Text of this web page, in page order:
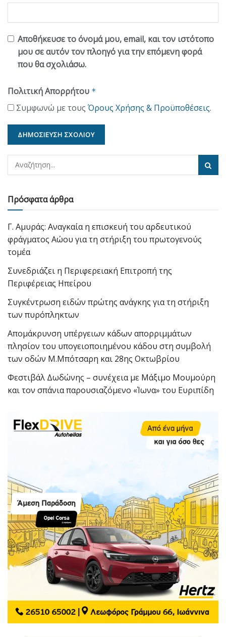
Αποθήκευσε το όνομά μου, email, και τον ιστότοπο
μου σε αυτόν τον πλοηγό για την επόμενη φορά
που θα σχολιάσω.
Πολιτική Απορρήτου *
Συμφωνώ με τους Όρους Χρήσης & Προϋποθέσεις.
Πρόσφατα άρθρα
Γ. Αμυράς: Αναγκαία η επισκευή του αρδευτικού
φράγματος Αώου για τη στήριξη του πρωτογενούς
τομέα
Συνεδριάζει η Περιφερειακή Επιτροπή της
Περιφέρειας Ηπείρου
Συγκέντρωση ειδών πρώτης ανάγκης για τη στήριξη
των πυρόπληκτων
Απομάκρυνση υπέργειων κάδων απορριμμάτων
πλησίον του υπογειοποιημένου κάδου στη συμβολή
των οδών Μ.Μπότσαρη και 28ης Οκτωβρίου
Φεστιβάλ Δωδώνης – συνέχεια με Μάξιμο Μουμούρη
και τον σπάνια παρουσιαζόμενο «Ίωνα» του Ευριπίδη